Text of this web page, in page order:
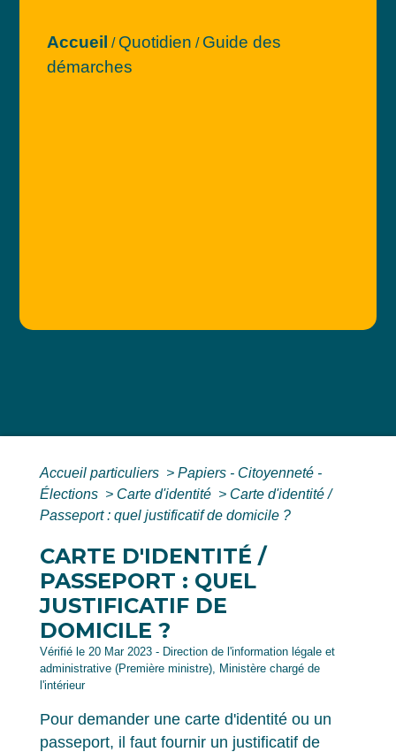
Accueil / Quotidien / Guide des
démarches
Accueil particuliers > Papiers - Citoyenneté -
Élections > Carte d'identité > Carte d'identité /
Passeport : quel justificatif de domicile ?
CARTE D'IDENTITÉ /
PASSEPORT : QUEL
JUSTIFICATIF DE
DOMICILE ?
Vérifié le 20 Mar 2023 - Direction de l'information légale et
administrative (Première ministre), Ministère chargé de
l'intérieur
Pour demander une carte d'identité ou un
passeport, il faut fournir un justificatif de